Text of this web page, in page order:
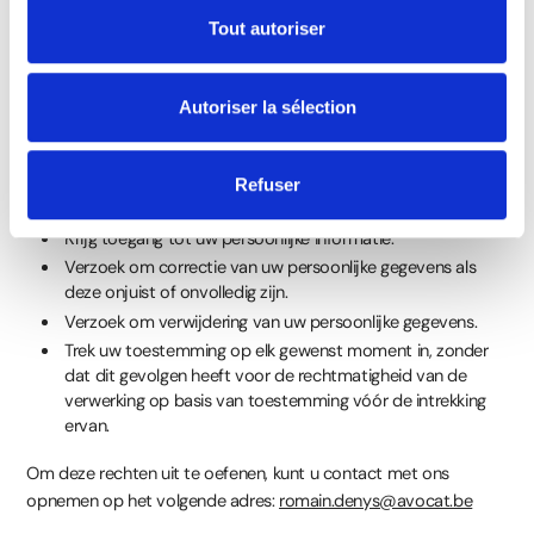
Tout autoriser
Autoriser la sélection
Refuser
informatie te beschermen tegen ongeoorloofde toegang,
openbaarmaking, wijziging of vernietiging.
8. Jouw rechten
Krijg toegang tot uw persoonlijke informatie.
Verzoek om correctie van uw persoonlijke gegevens als
deze onjuist of onvolledig zijn.
Verzoek om verwijdering van uw persoonlijke gegevens.
Trek uw toestemming op elk gewenst moment in, zonder
dat dit gevolgen heeft voor de rechtmatigheid van de
verwerking op basis van toestemming vóór de intrekking
ervan.
Om deze rechten uit te oefenen, kunt u contact met ons
opnemen op het volgende adres: romain.denys@avocat.be